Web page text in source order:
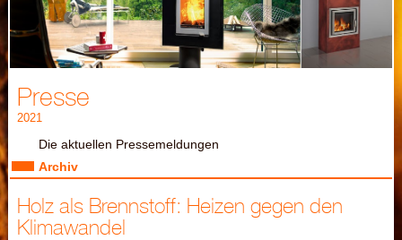
Presse
2021
Die aktuellen Pressemeldungen
Archiv
Holz als Brennstoff: Heizen gegen den
Klimawandel